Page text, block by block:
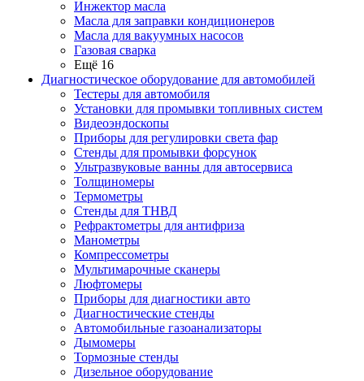
Инжектор масла
Масла для заправки кондиционеров
Масла для вакуумных насосов
Газовая сварка
Ещё 16
Диагностическое оборудование для автомобилей
Тестеры для автомобиля
Установки для промывки топливных систем
Видеоэндоскопы
Приборы для регулировки света фар
Стенды для промывки форсунок
Ультразвуковые ванны для автосервиса
Толщиномеры
Термометры
Стенды для ТНВД
Рефрактометры для антифриза
Манометры
Компрессометры
Мультимарочные сканеры
Люфтомеры
Приборы для диагностики авто
Диагностические стенды
Автомобильные газоанализаторы
Дымомеры
Тормозные стенды
Дизельное оборудование